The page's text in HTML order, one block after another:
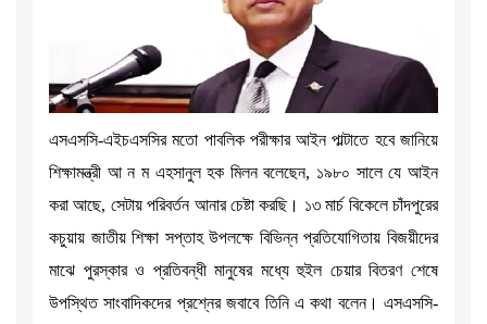
এসএসসি-এইচএসসির মতো পাবলিক পরীক্ষার আইন পাল্টাতে হবে জানিয়ে
শিক্ষামন্ত্রী আ ন ম এহসানুল হক মিলন বলেছেন, ১৯৮০ সালে যে আইন
করা আছে, সেটায় পরিবর্তন আনার চেষ্টা করছি। ১৩ মার্চ বিকেলে চাঁদপুরের
কচুয়ায় জাতীয় শিক্ষা সপ্তাহ উপলক্ষে বিভিন্ন প্রতিযোগিতায় বিজয়ীদের
মাঝে পুরস্কার ও প্রতিবন্ধী মানুষের মধ্যে হুইল চেয়ার বিতরণ শেষে
উপস্থিত সাংবাদিকদের প্রশ্নের জবাবে তিনি এ কথা বলেন। এসএসসি-